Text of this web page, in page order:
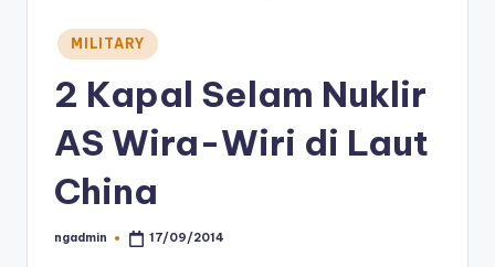
Fight
Like
Falcon
Posted
in
MILITARY
2 Kapal Selam Nuklir
AS Wira-Wiri di Laut
China
Posted
ngadmin 17/09/2014